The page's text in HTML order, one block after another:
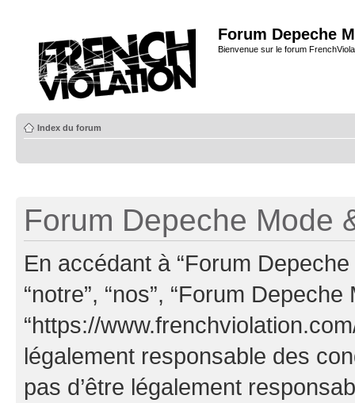
Forum Depeche
Bienvenue sur le forum
Index du forum
Forum Depeche Mode
En accédant à “Forum
“notre”, “nos”, “Forum Depeche
“https://
légalement responsable des
pas d’être légalement